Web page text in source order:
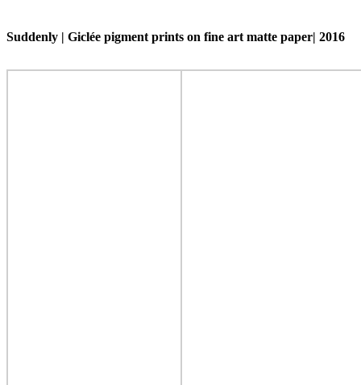
Suddenly | Giclée pigment prints on fine art matte paper| 2016